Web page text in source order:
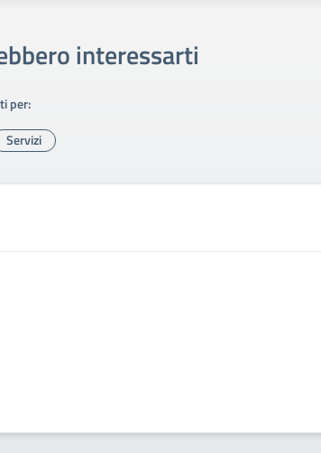
interessarti
per:
Servizi